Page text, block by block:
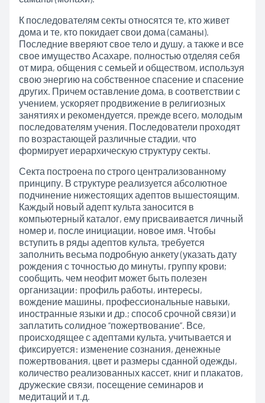
К последователям секты относятся те, кто живет
дома и те, кто покидает свои дома (саманы).
Последние вверяют свое тело и душу, а также и все
свое имущество Асахаре, полностью отделяя себя
от мира, общения с семьей и обществом, используя
свою энергию на собственное спасение и спасение
других. Причем оставление дома, в соответствии с
учением, ускоряет продвижение в религиозных
занятиях и рекомендуется, прежде всего, молодым
последователям учения. Последователи проходят
по возрастающей различные стадии, что
формирует иерархическую структуру секты.
Секта построена по строго централизованному
принципу. В структуре реализуется абсолютное
подчинение нижестоящих адептов вышестоящим.
Каждый новый адепт культа заносится в
компьютерный каталог, ему присваивается личный
номер и, после инициации, новое имя. Чтобы
вступить в ряды адептов культа, требуется
заполнить весьма подробную анкету (указать дату
рождения с точностью до минуты, группу крови;
сообщить, чем неофит может быть полезен
организации: профиль работы, интересы,
вождение машины, профессиональные навыки,
иностранные языки и др.; способ срочной связи) и
заплатить солидное “пожертвование”. Все,
происходящее с адептами культа, учитывается и
фиксируется: изменение сознания, денежные
пожертвования, цвет и размеры сданной одежды,
количество реализованных кассет, книг и плакатов,
дружеские связи, посещение семинаров и
медитаций и т.д.